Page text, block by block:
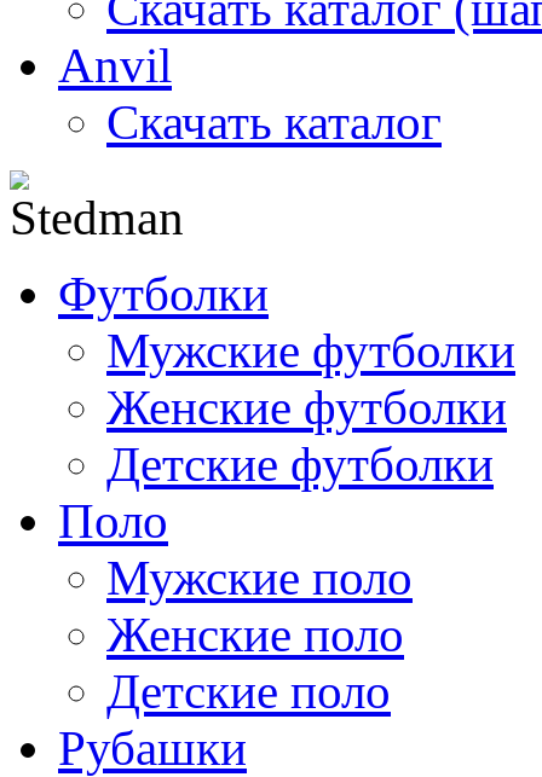
Anvil
Скачать каталог
Футболки
Мужские футболки
Женские футболки
Детские футболки
Поло
Мужские поло
Женские поло
Детские поло
Рубашки